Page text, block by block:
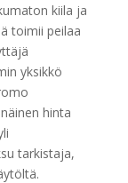
kiila ja
toimii peilaa
yksikkö
hinta
tarkistaja,